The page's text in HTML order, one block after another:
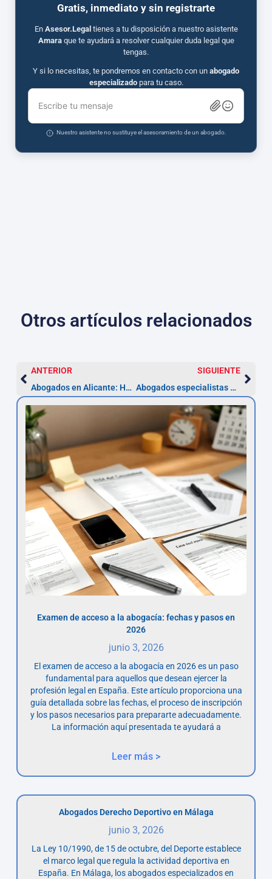
Gratis, inmediato y sin registrarte
En Asesor.Legal tienes a tu disposición a nuestro asistente
Amaraque te ayudará a resolver cualquier duda legal que
tengas.
Y si lo necesitas, te pondremos en contacto con un abogado
especializadopara tu caso.
Escribe tu mensaje
Nuestro asistente no sustituye el asesoramiento de un abogado.
Otros artículos relacionados
ANTERIOR
Abogados en Alicante: Herencias Internacionales
SIGUIENTE
Abogados especialistas en delitos de lesiones en Madrid
Examen de acceso a la abogacía: fechas y pasos en
2026
junio 3, 2026
El examen de acceso a la abogacía en 2026 es un paso
fundamental para aquellos que desean ejercer la
profesión legal en España. Este artículo proporciona una
guía detallada sobre las fechas, el proceso de inscripción
y los pasos necesarios para prepararte adecuadamente.
La información aquí presentada te ayudará a
Leer más >
Abogados Derecho Deportivo en Málaga
junio 3, 2026
La Ley 10/1990, de 15 de octubre, del Deporte establece
el marco legal que regula la actividad deportiva en
España. En Málaga, los abogados especializados en